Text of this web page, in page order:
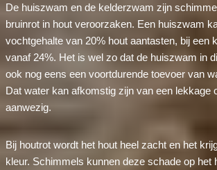
De huiszwam en de kelderzwam zijn
bruinrot in hout veroorzaken. Een huiszwam
vochtgehalte van 20% hout aantasten, bij een
vanaf 24%. Het is wel zo dat de huiszwam in
ook nog eens een voortdurende toevoer van
Dat water kan afkomstig zijn van een lekkage
aanwezig.
Bij houtrot wordt het hout heel zacht en het
kleur. Schimmels kunnen deze schade op het